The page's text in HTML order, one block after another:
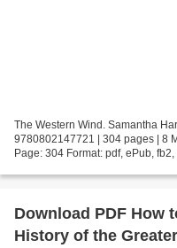
The Western Wind. Samantha
9780802147721 | 304 pages | 8
Page: 304 Format: pdf, ePub,
Download PDF How
History of the